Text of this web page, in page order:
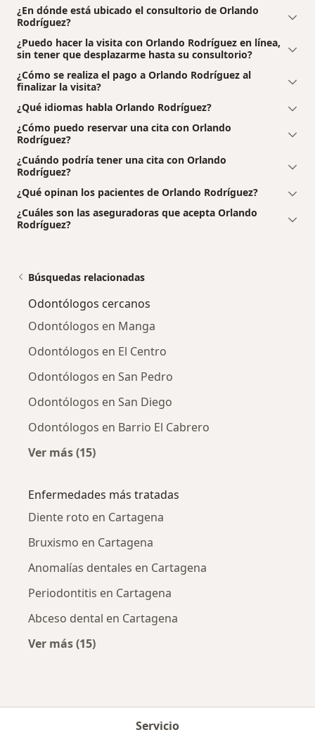
¿En dónde está ubicado el consultorio de Orlando
Rodríguez?
¿Puedo hacer la visita con Orlando Rodríguez en línea,
sin tener que desplazarme hasta su consultorio?
¿Cómo se realiza el pago a Orlando Rodríguez al
finalizar la visita?
¿Qué idiomas habla Orlando Rodríguez?
¿Cómo puedo reservar una cita con Orlando
Rodríguez?
¿Cuándo podría tener una cita con Orlando
Rodríguez?
¿Qué opinan los pacientes de Orlando Rodríguez?
¿Cuáles son las aseguradoras que acepta Orlando
Rodríguez?
Búsquedas relacionadas
Odontólogos cercanos
Odontólogos en Manga
Odontólogos en El Centro
Odontólogos en San Pedro
Odontólogos en San Diego
Odontólogos en Barrio El Cabrero
Ver más (15)
Enfermedades más tratadas
Diente roto en Cartagena
Bruxismo en Cartagena
Anomalías dentales en Cartagena
Periodontitis en Cartagena
Abceso dental en Cartagena
Ver más (15)
Servicio